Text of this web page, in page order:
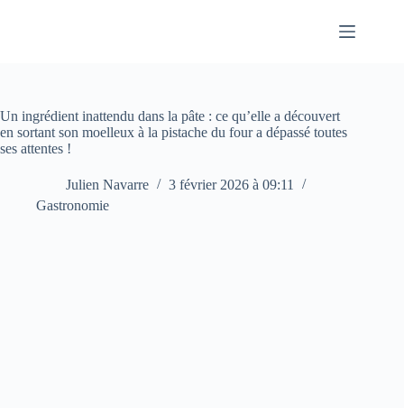
Un ingrédient inattendu dans la pâte : ce qu’elle a découvert
en sortant son moelleux à la pistache du four a dépassé toutes
ses attentes !
Julien Navarre
3 février 2026 à 09:11
Gastronomie